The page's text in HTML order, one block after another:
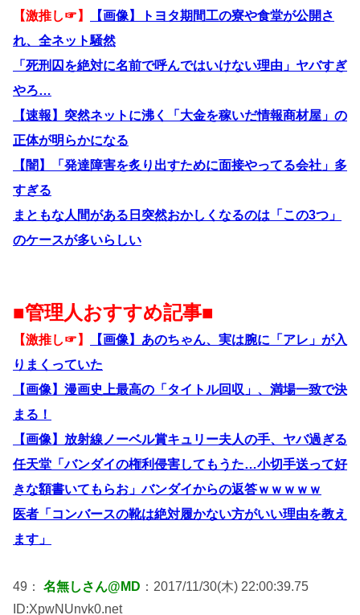
【激推し☞】
【画像】トヨタ期間工の寮や食堂が公開さ
れ、全ネット騒然
「死刑囚を絶対に名前で呼んではいけない理由」ヤバすぎ
やろ…
【速報】突然ネットに沸く「大金を稼いだ情報商材屋」の
正体が明らかになる
【闇】「発達障害を炙り出すために面接やってる会社」多
すぎる
まともな人間がある日突然おかしくなるのは「この3つ」
のケースが多いらしい
■管理人おすすめ記事■
【激推し☞】
【画像】あのちゃん、実は腕に「アレ」が入
りまくっていた
【画像】漫画史上最高の「タイトル回収」、満場一致で決
まる！
【画像】放射線ノーベル賞キュリー夫人の手、ヤバ過ぎる
任天堂「バンダイの権利侵害してもうた…小切手送って好
きな額書いてもらお」バンダイからの返答ｗｗｗｗｗ
医者「コンバースの靴は絶対履かない方がいい理由を教え
ます」
49： 名無しさん@MD ：2017/11/30(木) 22:00:39.75
ID:XpwNUnvk0.net